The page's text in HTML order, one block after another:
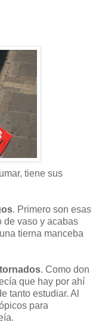
tiene sus
. Primero son esas
de vaso y acabas
tierna manceba
. Como don
que hay por ahí
tanto estudiar. Al
para